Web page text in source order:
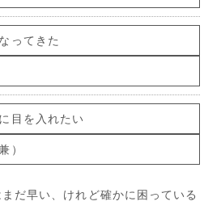
ってきた
目を入れたい
）
だ早い、けれど確かに困っている